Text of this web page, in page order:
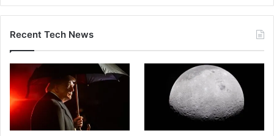
Recent Tech News